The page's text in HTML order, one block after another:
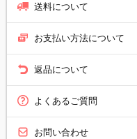
送料について
お支払い方法について
返品について
よくあるご質問
お問い合わせ